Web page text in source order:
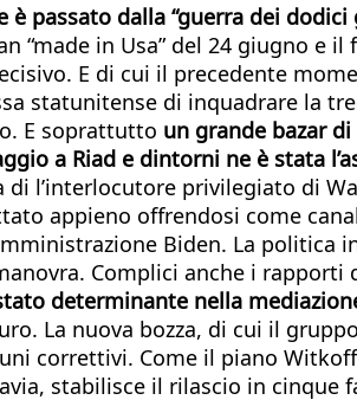
passato dalla “guerra dei
“made in Usa” del 24 giugno e
E di cui il precedente
statunitense di inquadrare la
E soprattutto un grande bazar
a Riad e dintorni ne è stata
di l’interlocutore privilegiato di
appieno offrendosi come
Biden. La politica
Complici anche i rapporti
determinante nella
La nuova bozza, di cui il
correttivi. Come il piano
stabilisce il rilascio in